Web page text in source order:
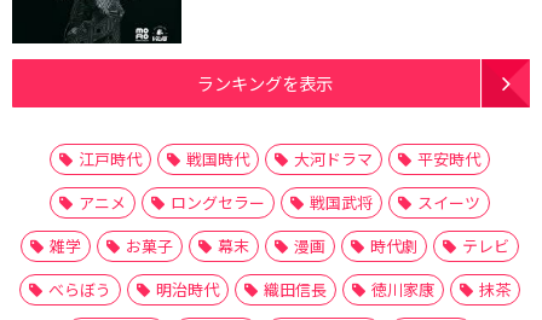
ランキングを表示
江戸時代 戦国時代 大河ドラマ
平安時代
アニメ
ロングセラー 戦国武将
スイーツ
雑学
お菓子 幕末 漫画 時代劇
テレビ
べらぼう
明治時代 織田信長 徳川家康
抹茶